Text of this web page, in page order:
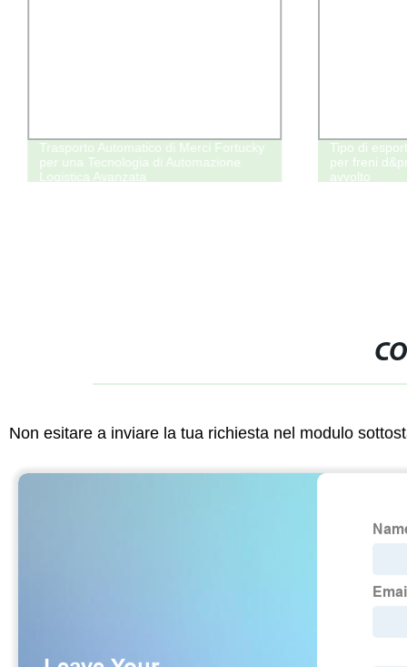
Trasporto Automatico di Merci Fortucky
per una Tecnologia di Automazione
Logistica Avanzata
Tipo di
per freni
avvolto
Non esitare a inviare la tua richiesta nel modulo